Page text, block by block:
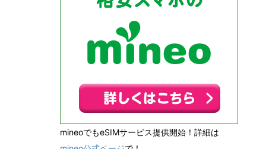
mineoでもeSIMサービス提供開始！詳細は